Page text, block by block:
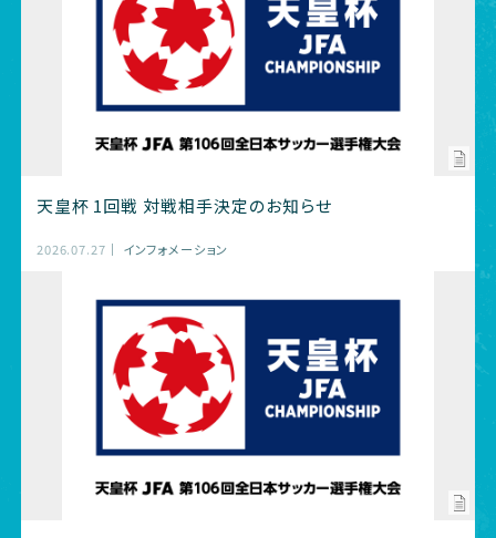
天皇杯 1回戦 対戦相手決定のお知らせ
2026.07.27 インフォメーション